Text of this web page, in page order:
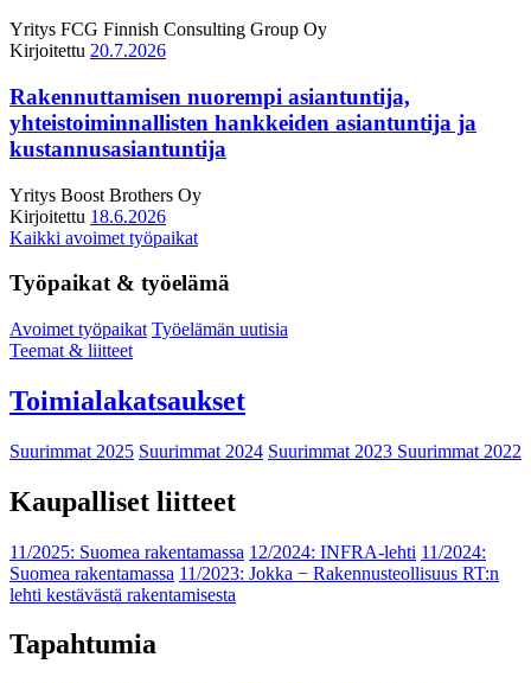
Yritys FCG Finnish Consulting Group Oy
Kirjoitettu 20.7.2026
Rakennuttamisen nuorempi asiantuntija,
yhteistoiminnallisten hankkeiden asiantuntija ja
kustannusasiantuntija
Yritys Boost Brothers Oy
Kirjoitettu 18.6.2026
Kaikki avoimet työpaikat
Työpaikat & työelämä
Avoimet työpaikat Työelämän uutisia
Teemat & liitteet
Toimialakatsaukset
Suurimmat 2025 Suurimmat 2024 Suurimmat 2023 Suurimmat 2022
Kaupalliset liitteet
11/2025: Suomea rakentamassa 12/2024: INFRA-lehti 11/2024:
Suomea rakentamassa 11/2023: Jokka − Rakennusteollisuus RT:n
lehti kestävästä rakentamisesta
Tapahtumia